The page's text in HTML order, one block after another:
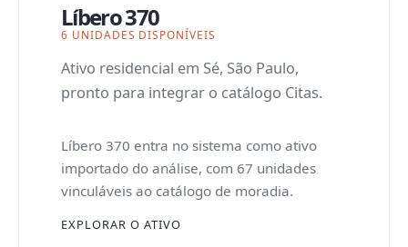
Líbero 370
6 UNIDADES DISPONÍVEIS
Ativo residencial em Sé, São Paulo,
pronto para integrar o catálogo Citas.
Líbero 370 entra no sistema como ativo
importado do análise, com 67 unidades
vinculáveis ao catálogo de moradia.
EXPLORAR O ATIVO